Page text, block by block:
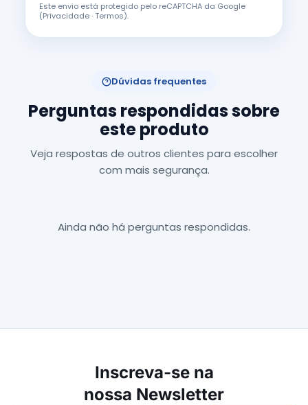
Este envio está protegido pelo reCAPTCHA da Google
(Privacidade·Termos).
Dúvidas frequentes
Perguntas respondidas sobre
este produto
Veja respostas de outros clientes para escolher
com mais segurança.
Ainda não há perguntas respondidas.
Inscreva-se na
nossa Newsletter